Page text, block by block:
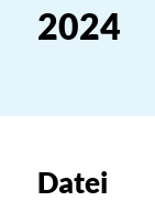
2024
Datei